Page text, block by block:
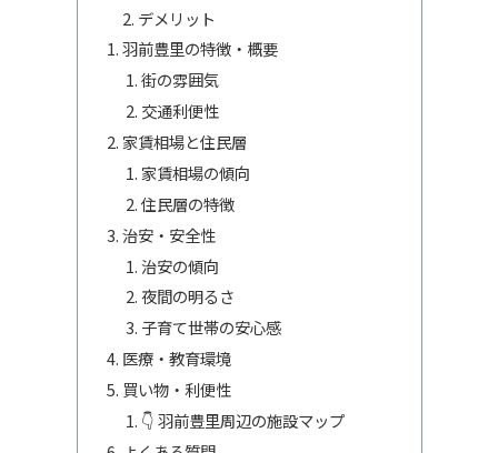
デメリット
羽前豊里の特徴・概要
街の雰囲気
交通利便性
家賃相場と住民層
家賃相場の傾向
住民層の特徴
治安・安全性
治安の傾向
夜間の明るさ
子育て世帯の安心感
医療・教育環境
買い物・利便性
👇 羽前豊里周辺の施設マップ